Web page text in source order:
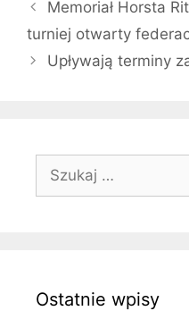
Memoriał Horsta
turniej otwarty
Upływają terminy
Ostatnie wpisy